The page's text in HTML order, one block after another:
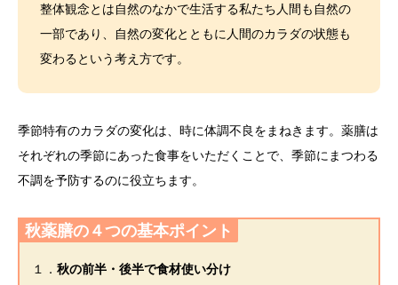
整体観念とは自然のなかで生活する私たち人間も自然の
一部であり、自然の変化とともに人間のカラダの状態も
変わるという考え方です。
季節特有のカラダの変化は、時に体調不良をまねきます。薬膳は
それぞれの季節にあった食事をいただくことで、季節にまつわる
不調を予防するのに役立ちます。
秋薬膳の４つの基本ポイント
１． 秋の前半・後半で食材使い分け